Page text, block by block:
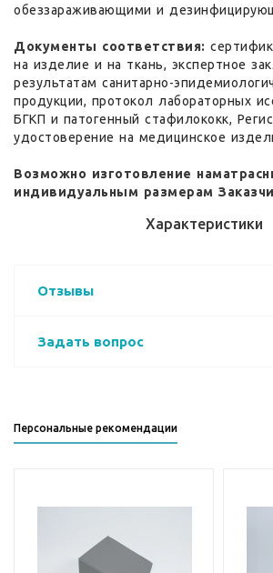
обеззараживающими и
Документы соответствия:
на изделие и на ткань, экспертное
результатам санитарно-
продукции, протокол лабораторных
БГКП и патогенный стафилококк,
удостоверение на медицинское
Возможно изготовление
индивидуальным размерам
Характеристики
Отзывы
Задать вопрос
Персональные рекомендации